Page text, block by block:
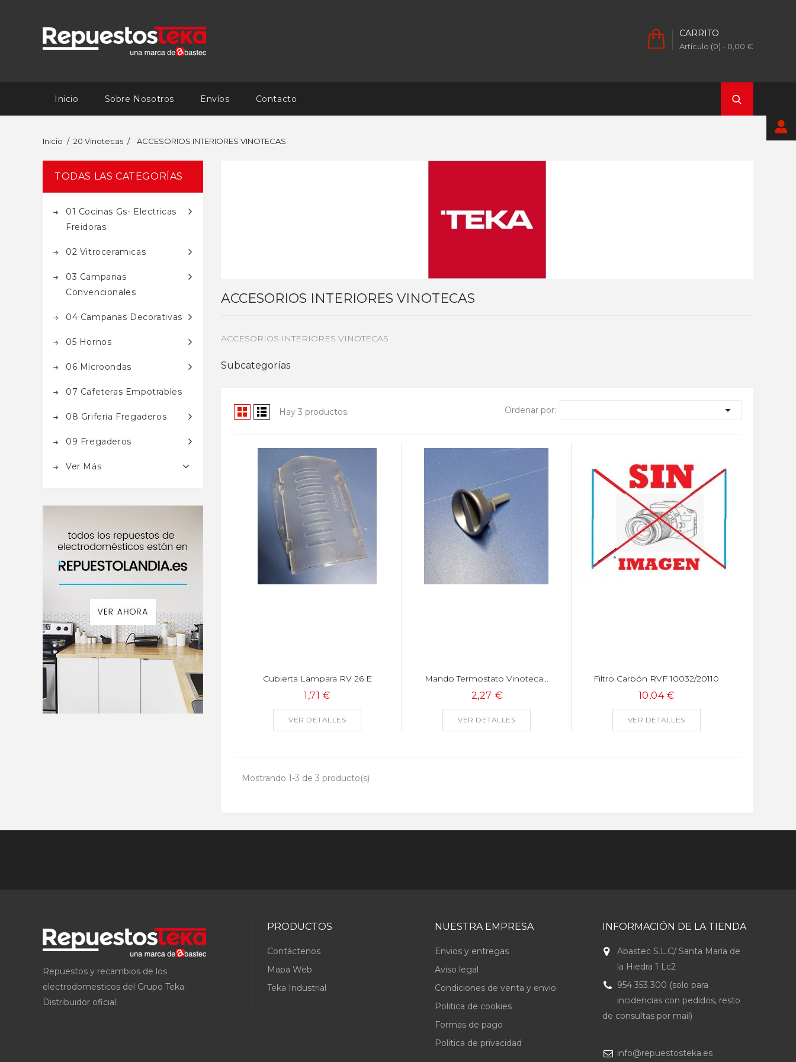
CARRITO
Artículo (0) - 0,00 €
Inicio Sobre Nosotros Envíos Contacto
Inicio 20 Vinotecas ACCESORIOS INTERIORES VINOTECAS
TODAS LAS CATEGORÍAS
01 Cocinas Gs- Electricas
Freidoras
02 Vitroceramicas
03 Campanas
Convencionales
04 Campanas Decorativas
05 Hornos
06 Microondas
07 Cafeteras Empotrables
08 Griferia Fregaderos
09 Fregaderos
Ver Más
ACCESORIOS INTERIORES VINOTECAS
ACCESORIOS INTERIORES VINOTECAS
Subcategorías
Hay 3 productos. Ordenar por: 
Cubierta Lampara RV 26 E
1,71 €
VER DETALLES
Mando Termostato Vinoteca...
2,27 €
VER DETALLES
Filtro Carbón RVF 10032/20110
10,04 €
VER DETALLES
Mostrando 1-3 de 3 producto(s)
Repuestos y recambios de los
electrodomesticos del Grupo Teka.
Distribuidor oficial.
PRODUCTOS
Contáctenos
Mapa Web
Teka Industrial
NUESTRA EMPRESA
Envios y entregas
Aviso legal
Condiciones de venta y envio
Politica de cookies
Formas de pago
Politica de privacidad
INFORMACIÓN DE LA TIENDA
Abastec S.L.C/ Santa María de
la Hiedra 1 Lc2
954 353 300 (solo para
incidencias con pedidos, resto
de consultas por mail)
info@repuestosteka.es